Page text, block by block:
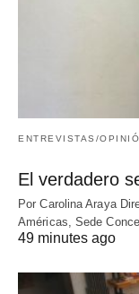
ENTREVISTAS/
El verdadero
Por Carolina Araya
Américas, Sede
49 minutes ago